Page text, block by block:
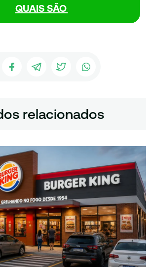
QUAIS SÃO
relacionados